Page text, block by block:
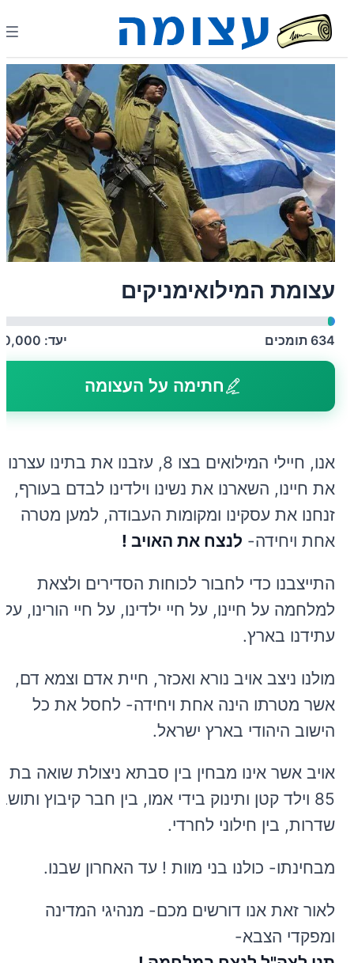
עצומת המילואימניקים
634 תומכים יעד:
חתימה על העצומה
אנו, חיילי המילואים בצו 8, עזבנו את בתינו עצרנו
את חיינו, השארנו את נשינו וילדינו לבדם בעורף,
זנחנו את עסקינו ומקומות העבודה, למען מטרה
אחת ויחידה- לנצח את האויב !
התייצבנו כדי לחבור לכוחות הסדירים ולצאת
למלחמה על חיינו, על חיי ילדינו, על חיי הורינו, על
עתידנו בארץ.
מולנו ניצב אויב נורא ואכזר, חיית אדם וצמא דם,
אשר מטרתו הינה אחת ויחידה- לחסל את כל
הישוב היהודי בארץ ישראל.
אויב אשר אינו מבחין בין סבתא ניצולת שואה בת
85 וילד קטן ותינוק בידי אמו, בין חבר קיבוץ
שדרות, בין חילוני לחרדי.
מבחינתו- כולנו בני מוות ! עד האחרון שבנו.
לאור זאת אנו דורשים מכם- מנהיגי המדינה
ומפקדי הצבא-